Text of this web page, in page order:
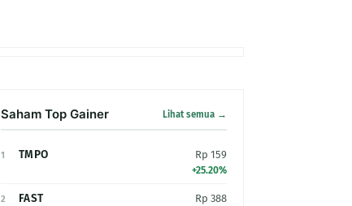
Saham Top Gainer Lihat semua →
1 TMPO Rp 159
+25.20%
2 FAST Rp 388